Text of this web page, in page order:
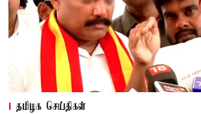
தமிழக செய்திகள்